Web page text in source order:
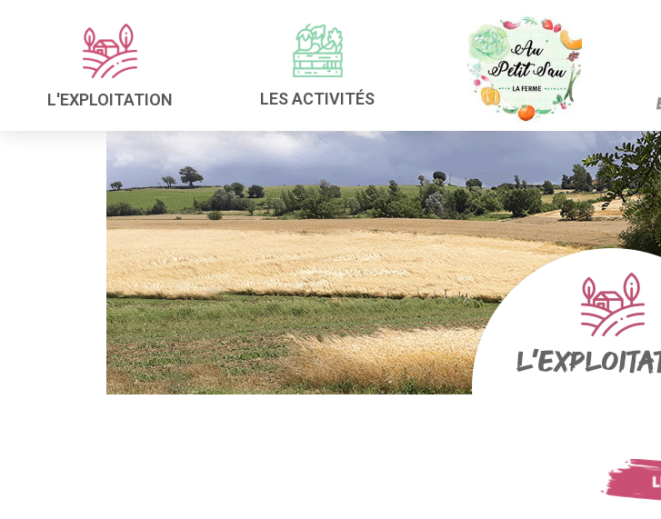
L'EXPLOITATION LES ACTIVITÉS